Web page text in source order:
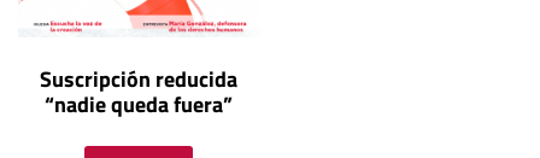
Suscripción reducida
“nadie queda fuera”